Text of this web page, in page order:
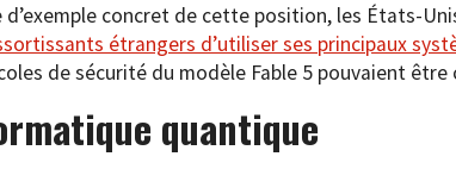
concret de cette position, les États-
étrangers d’utiliser ses principaux
de sécurité du modèle Fable 5 pouvaient être
quantique